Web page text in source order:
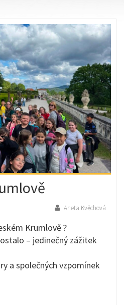
Aneta Kvěchová
Krumlově ?
– jedinečný zážitek
a společných vzpomínek